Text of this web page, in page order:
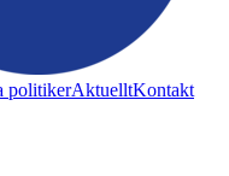
politikerAktuelltKontakt